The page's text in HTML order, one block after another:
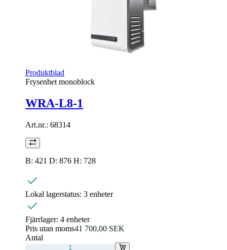
Produktblad
Frysenhet monoblock
WRA-L8-1
Art.nr.: 68314
B: 421 D: 876 H: 728
Lokal lagerstatus: 3 enheter
Fjärrlager: 4 enheter
Pris utan moms41 700,00 SEK
Antal